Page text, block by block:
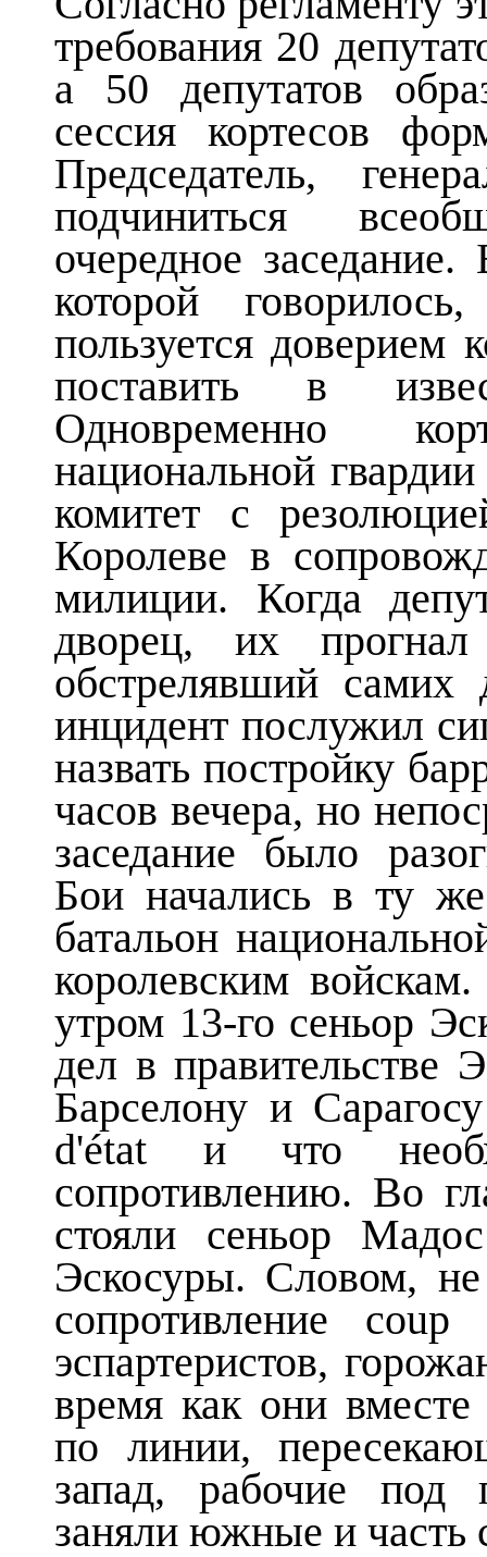
требования 20
а 50 депутатов
сессия кортесов
Председатель,
подчиниться
очередное
которой
пользуется доверием
поставить в
Одновременно
национальной
комитет с
Королеве в
милиции. Когда
дворец, их
обстрелявший самих
инцидент послужил
назвать постройку
часов вечера, но
заседание было
Бои начались в ту
батальон
королевским
утром 13-го сеньор
дел в правительстве
Барселону и
d'état и что
сопротивлению. Во
стояли сеньор
Эскосуры. Словом,
сопротивление
эспартеристов,
время как они
по линии,
запад, рабочие под
заняли южные и часть